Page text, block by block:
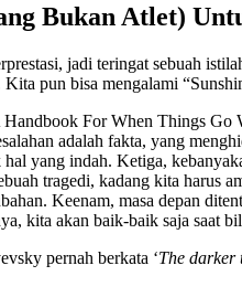
Bukan Atlet)
jadi teringat sebuah
pun bisa mengalami
For When Things Go
adalah fakta, yang
yang indah. Ketiga,
tragedi, kadang kita harus
Keenam, masa depan
kita akan baik-baik saja saat
pernah berkata ‘The darker